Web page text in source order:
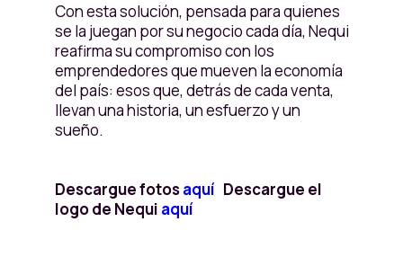
Con esta solución, pensada para quienes
se la juegan por su negocio cada día, Nequi
reafirma su compromiso con los
emprendedores que mueven la economía
del país: esos que, detrás de cada venta,
llevan una historia, un esfuerzo y un
sueño.
Descargue fotosaquí Descargue el
logo de Nequi aquí